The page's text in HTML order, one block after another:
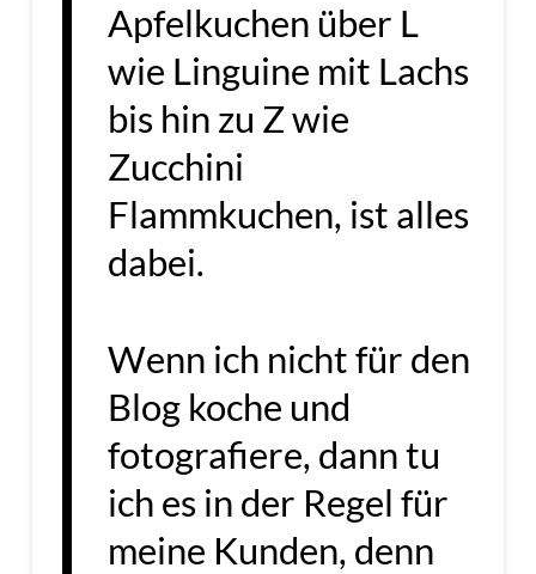
Apfelkuchen über L
wie Linguine mit Lachs
bis hin zu Z wie
Zucchini
Flammkuchen, ist alles
dabei.
Wenn ich nicht für den
Blog koche und
fotografiere, dann tu
ich es in der Regel für
meine Kunden, denn